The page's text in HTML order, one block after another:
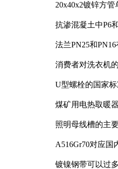
20x40x2镀锌方
抗渗混凝土中P6
法兰PN25和
消费者对洗衣机
U型螺栓的国家
煤矿用电热取暖
照明母线槽的主
A516Gr70对应国
镀镍钢带可以过